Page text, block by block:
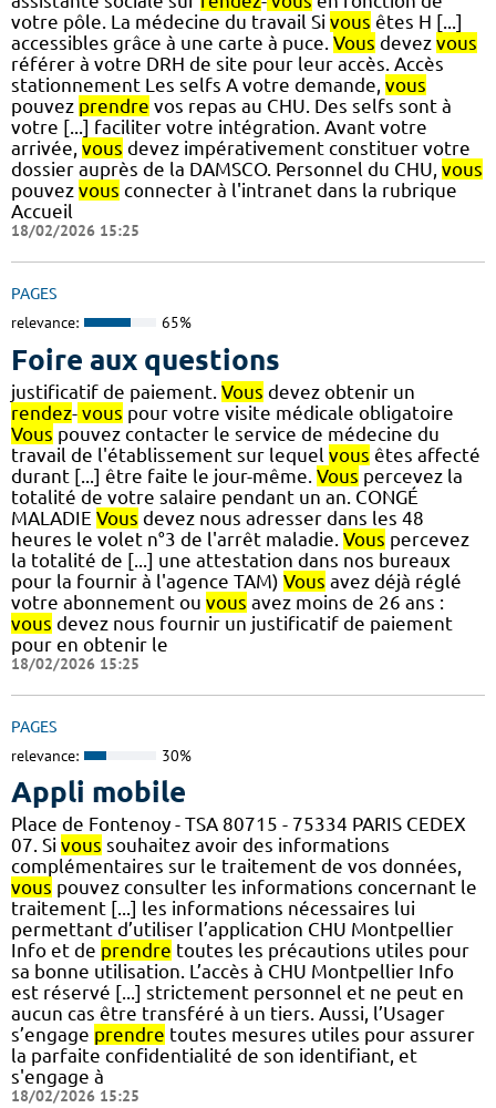
votre pôle. La médecine du travail Si vous êtes H [...]
accessibles grâce à une carte à puce. Vous devez vous
référer à votre DRH de site pour leur accès. Accès
stationnement Les selfs A votre demande, vous
pouvez prendre vos repas au CHU. Des selfs sont à
votre [...] faciliter votre intégration. Avant votre
arrivée, vous devez impérativement constituer votre
dossier auprès de la DAMSCO. Personnel du CHU, vous
pouvez vous connecter à l'intranet dans la rubrique
Accueil
18/02/2026 15:25
PAGES
relevance: 65%
Foire aux questions
justificatif de paiement. Vous devez obtenir un
rendez- vous pour votre visite médicale obligatoire
Vous pouvez contacter le service de médecine du
travail de l'établissement sur lequel vous êtes affecté
durant [...] être faite le jour-même. Vous percevez la
totalité de votre salaire pendant un an. CONGÉ
MALADIE Vous devez nous adresser dans les 48
heures le volet n°3 de l'arrêt maladie. Vous percevez
la totalité de [...] une attestation dans nos bureaux
pour la fournir à l'agence TAM) Vous avez déjà réglé
votre abonnement ou vous avez moins de 26 ans :
vous devez nous fournir un justificatif de paiement
pour en obtenir le
18/02/2026 15:25
PAGES
relevance: 30%
Appli mobile
Place de Fontenoy - TSA 80715 - 75334 PARIS CEDEX
07. Si vous souhaitez avoir des informations
complémentaires sur le traitement de vos données,
vous pouvez consulter les informations concernant le
traitement [...] les informations nécessaires lui
permettant d’utiliser l’application CHU Montpellier
Info et de prendre toutes les précautions utiles pour
sa bonne utilisation. L’accès à CHU Montpellier Info
est réservé [...] strictement personnel et ne peut en
aucun cas être transféré à un tiers. Aussi, l’Usager
s’engage prendre toutes mesures utiles pour assurer
la parfaite confidentialité de son identifiant, et
s'engage à
18/02/2026 15:25